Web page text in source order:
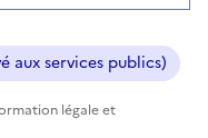
aux services publics)
légale et